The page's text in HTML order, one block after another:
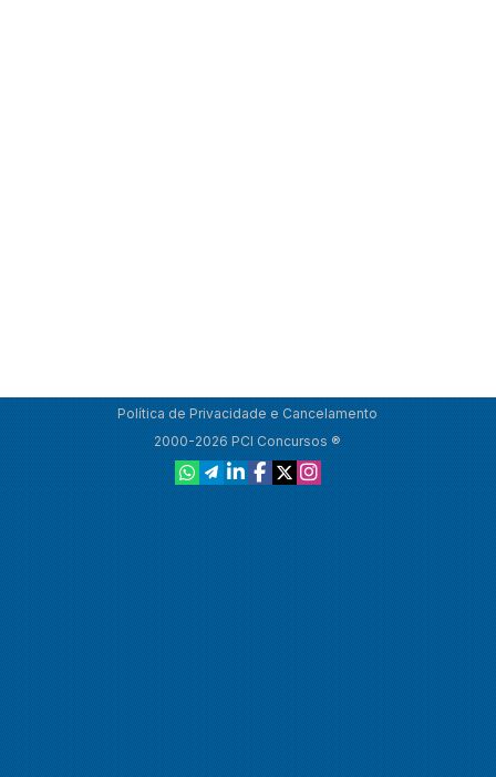
Política de Privacidade e Cancelamento
2000-2026 PCI Concursos ®